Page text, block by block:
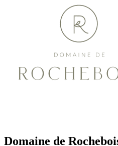
Domaine de